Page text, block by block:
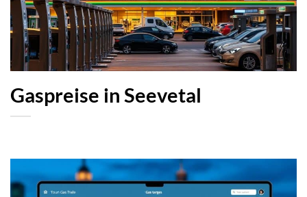
Gaspreise in Seevetal